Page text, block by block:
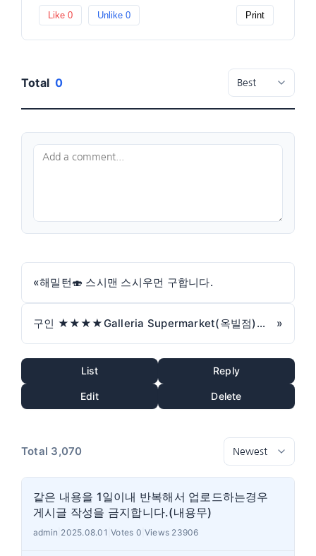
Like 0 Unlike0 Print
Total 0
«해밀턴🍣 스시맨 스시우먼 구합니다.
구인 ★★★★Galleria Supermarket(옥빌점)★★★★ »
List Reply
Edit Delete
Total 3,070
같은 내용을 1일이내 반복해서 업로드하는경우
게시글 작성을 금지합니다.(내용무)
admin 2025.08.01 |Votes 0 |Views 23906